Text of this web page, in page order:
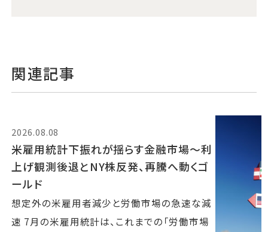
関連記事
2026.08.08
米雇用統計下振れが揺らす金融市場～利
上げ観測後退とNY株反発、再騰へ動くゴ
ールド
想定外の米雇用者減少と労働市場の急速な減
速 7月の米雇用統計は、これまでの「労働市場